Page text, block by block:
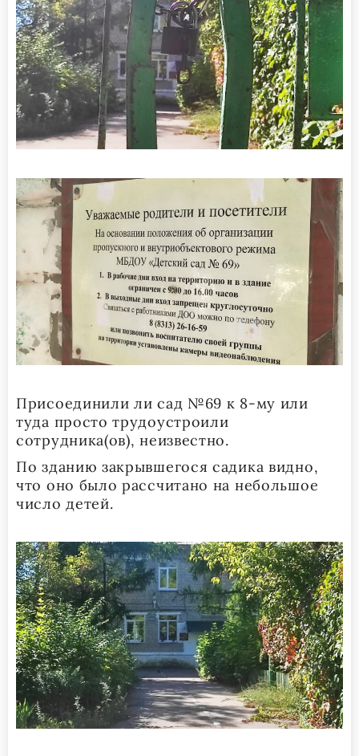
Присоединили ли сад №69 к 8-му или
туда просто трудоустроили
сотрудника(ов), неизвестно.
По зданию закрывшегося садика видно,
что оно было рассчитано на небольшое
число детей.